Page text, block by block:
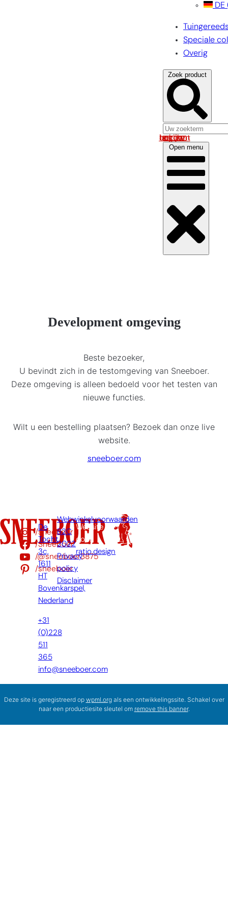
DE
Speciale
Overig
Zoek product
Log in om uw account te bekijken
Open menu
Development omgeving
Beste bezoeker,
U bevindt zich in de testomgeving van Sneeboer.
Deze omgeving is alleen bedoeld voor het testen van
nieuwe functies.
Wilt u een bestelling plaatsen? Bezoek dan onze live
website.
sneeboer.com
/sneeboer
/Sneeboer
/@sneeboer3875
/sneeboer
De
Tocht
3c,
1611
HT
Bovenkarspel,
Nederland
+31
(0)228
511
365
info@sneeboer.com
Webwinkelvoorwaarden
B2C
2022
Privacy
policy
Disclaimer
Website
door:
ratio.design
Deze site is geregistreerd op wpml.orgals een ontwikkelingssite. Schakel over
naar een productiesite sleutel om remove this banner.